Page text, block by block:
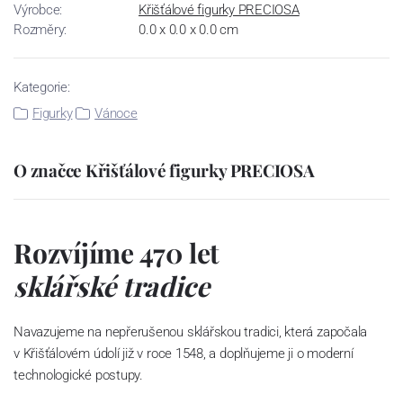
Výrobce:
Křišťálové figurky PRECIOSA
Rozměry:
0.0 x 0.0 x 0.0 cm
Kategorie:
Figurky
Vánoce
O značce Křišťálové figurky PRECIOSA
Rozvíjíme 470 let
sklářské tradice
Navazujeme na nepřerušenou sklářskou tradici, která započala
v Křišťálovém údolí již v roce 1548, a doplňujeme ji o moderní
technologické postupy.